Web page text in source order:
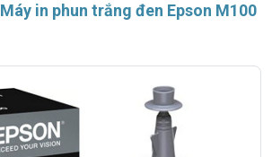
Máy in phun trắng đen Epson M100